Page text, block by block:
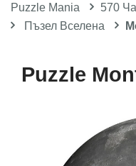
Puzzle Mania 570
Пъзел Вселена
Puzzle